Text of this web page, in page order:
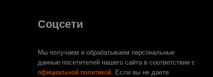
Соцсети
Мы получаем и обрабатываем персональные
данные посетителей нашего сайта в соответствии с
официальной политикой. Если вы не даете